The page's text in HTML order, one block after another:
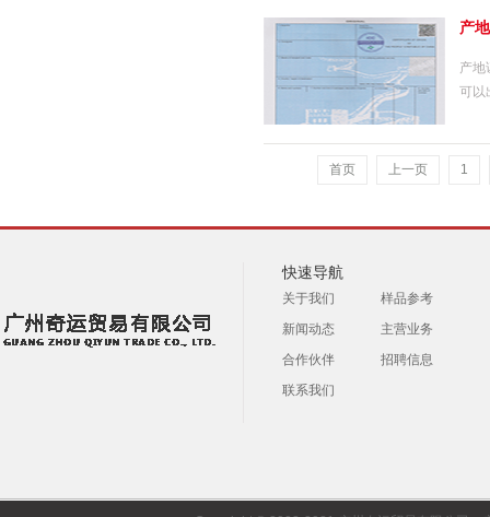
产
产地
可以
首页 上一页 1
快速导航
关于我们
样品参考
新闻动态
主营业务
合作伙伴
招聘信息
联系我们